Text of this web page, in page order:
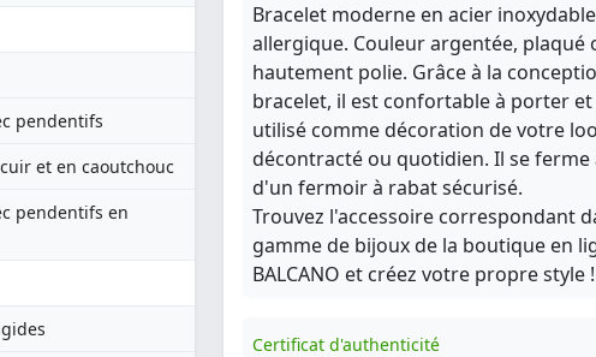
pendentifs
et en caoutchouc
pendentifs en
Bracelet moderne en acier
allergique. Couleur argentée, plaqué
hautement polie. Grâce à la
bracelet, il est confortable à porter
utilisé comme décoration de votre
décontracté ou quotidien. Il se ferme
d'un fermoir à rabat sécurisé.
Trouvez l'accessoire correspondant
gamme de bijoux de la boutique en
BALCANO et créez votre propre style !
Certificat d'authenticité